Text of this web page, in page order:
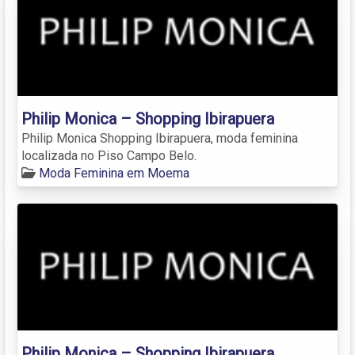
Philip Monica – Shopping Ibirapuera
Philip Monica Shopping Ibirapuera, moda feminina
localizada no Piso Campo Belo.
Moda Feminina em Moema